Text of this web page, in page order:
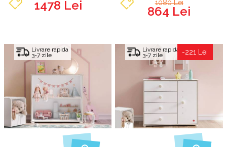
1478 Lei 1080 Lei
864 Lei
Livrare rapida
3-7 zile
Livrare rapida
3-7 zile -221 Lei